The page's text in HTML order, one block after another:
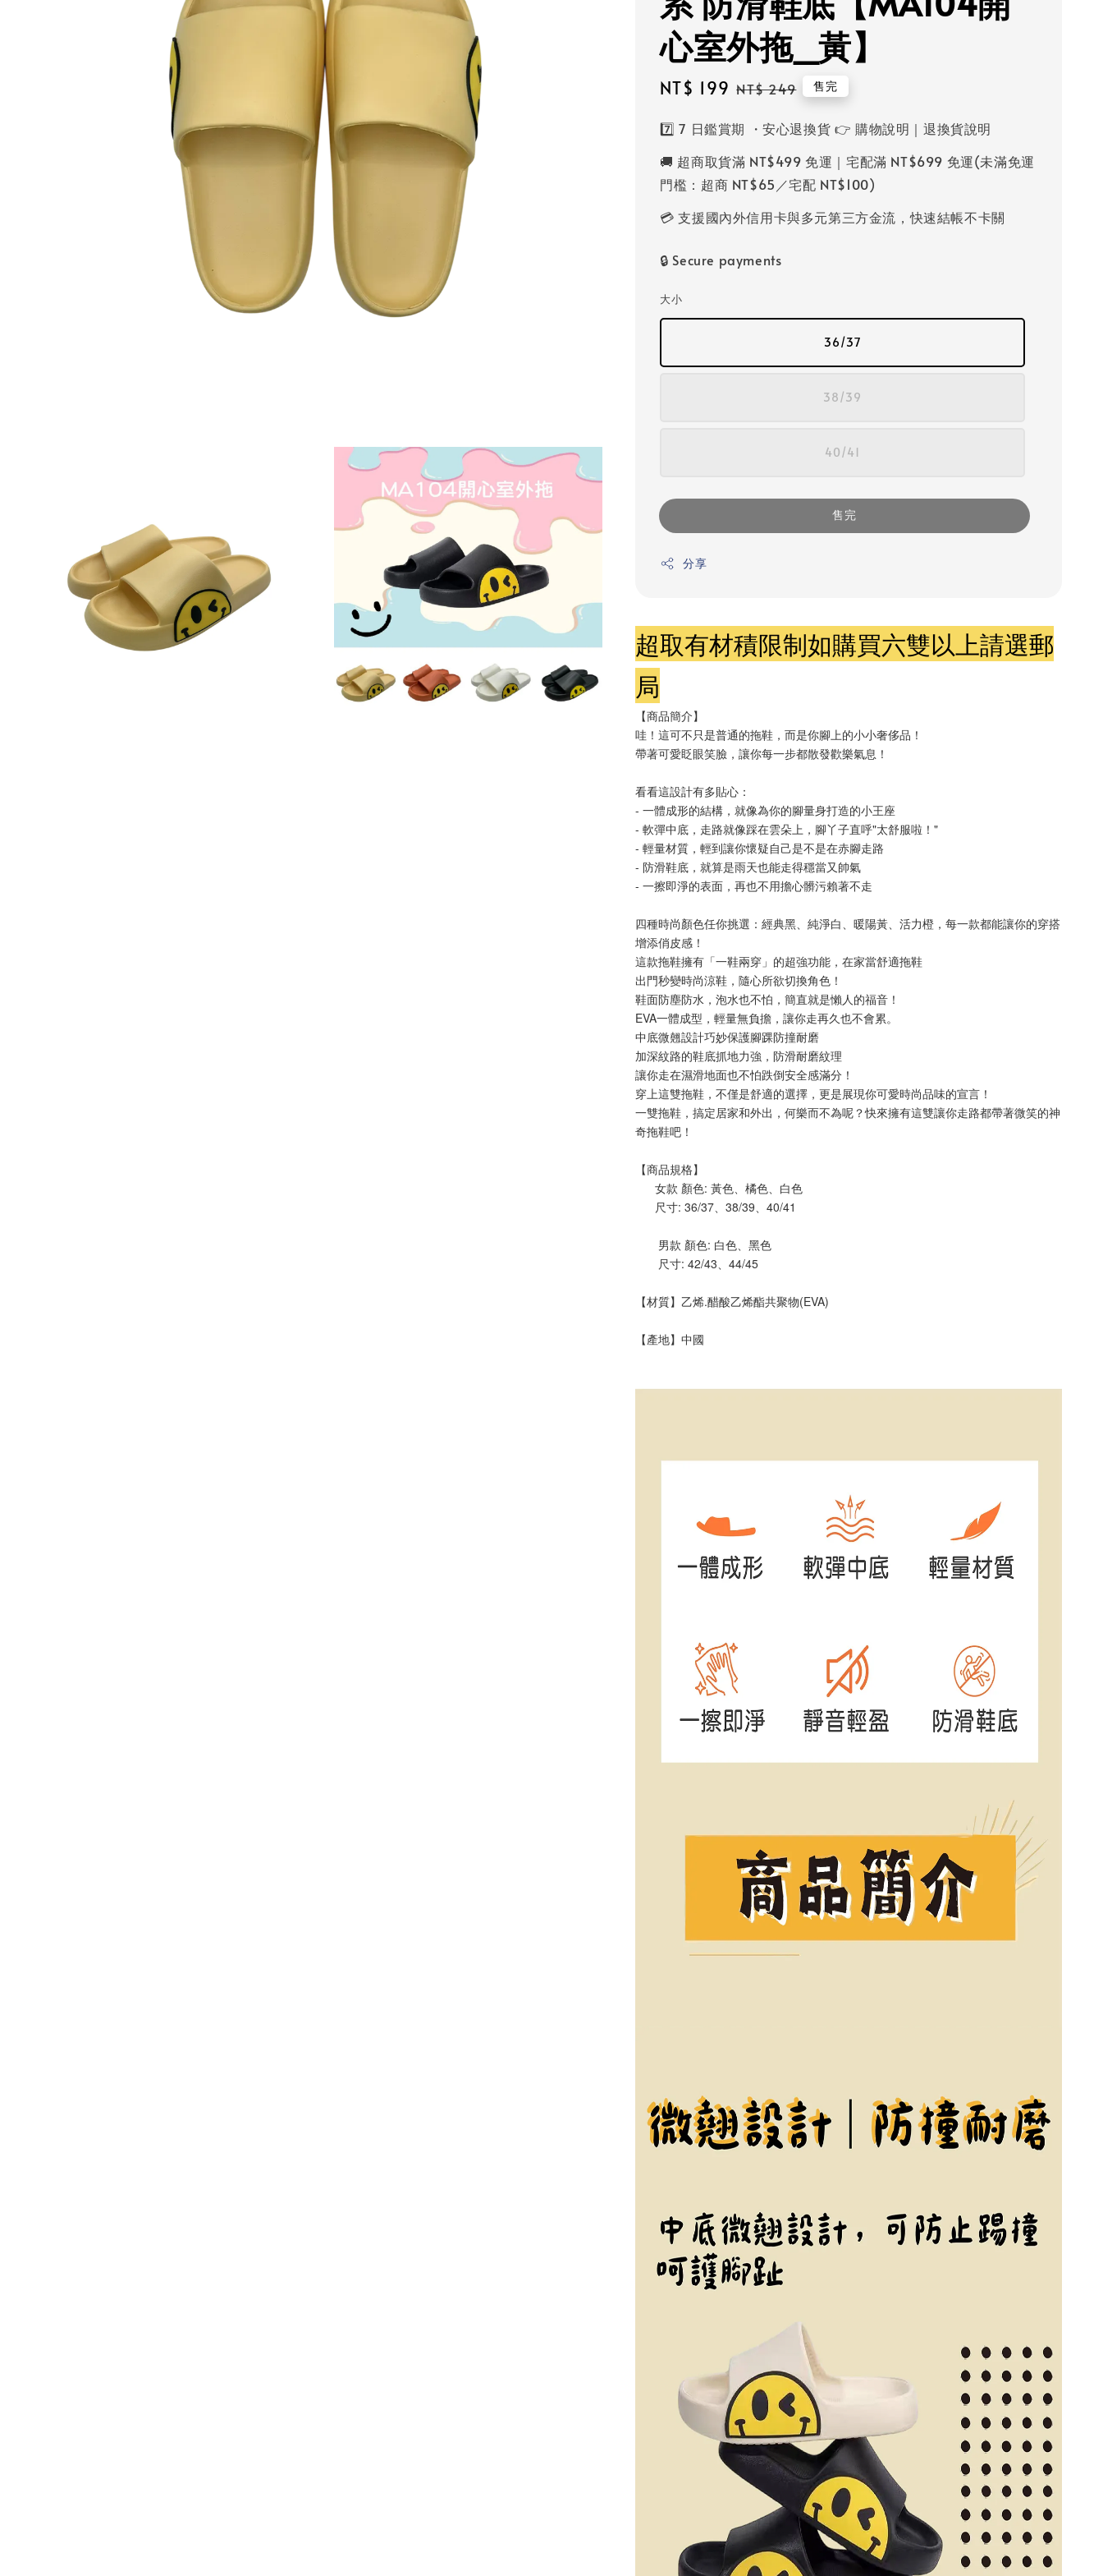
心室外拖_黃】
Sale
NT$ 199 Regular
NT$ 249 售完
7️⃣ 7 日鑑賞期 ・安心退換貨 👉 購物說明｜退換貨說明
🚚 超商取貨滿 NT$499 免運｜宅配滿 NT$699 免運(未滿免運
門檻：超商 NT$65／宅配 NT$100)
💳 支援國內外信用卡與多元第三方金流，快速結帳不卡關
🔒 Secure payments
大小
36/37
38/39
40/41
售完
分享
超取有材積限制如購買六雙以上請選郵
局
【商品簡介】
哇！這可不只是普通的拖鞋，而是你腳上的小小奢侈品！
帶著可愛眨眼笑臉，讓你每一步都散發歡樂氣息！
看看這設計有多貼心：
- 一體成形的結構，就像為你的腳量身打造的小王座
- 軟彈中底，走路就像踩在雲朵上，腳丫子直呼"太舒服啦！"
- 輕量材質，輕到讓你懷疑自己是不是在赤腳走路
- 防滑鞋底，就算是雨天也能走得穩當又帥氣
- 一擦即淨的表面，再也不用擔心髒污賴著不走
四種時尚顏色任你挑選：經典黑、純淨白、暖陽黃、活力橙，每一款都能讓你的穿搭
增添俏皮感！
這款拖鞋擁有「一鞋兩穿」的超強功能，在家當舒適拖鞋
出門秒變時尚涼鞋，隨心所欲切換角色！
鞋面防塵防水，泡水也不怕，簡直就是懶人的福音！
EVA一體成型，輕量無負擔，讓你走再久也不會累。
中底微翹設計巧妙保護腳踝防撞耐磨
加深紋路的鞋底抓地力強，防滑耐磨紋理
讓你走在濕滑地面也不怕跌倒安全感滿分！
穿上這雙拖鞋，不僅是舒適的選擇，更是展現你可愛時尚品味的宣言！
一雙拖鞋，搞定居家和外出，何樂而不為呢？快來擁有這雙讓你走路都帶著微笑的神
奇拖鞋吧！
【商品規格】
女款 顏色: 黃色、橘色、白色
尺寸: 36/37、38/39、40/41
男款 顏色: 白色、黑色
尺寸: 42/43、44/45
【材質】乙烯.醋酸乙烯酯共聚物(EVA)
【產地】中國